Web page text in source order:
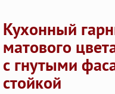
Кухонный
матового
с гнутыми
стойкой